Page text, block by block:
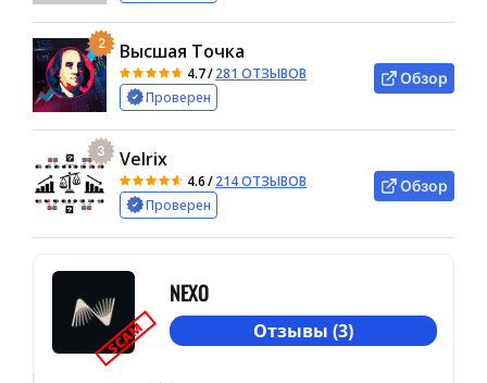
2 Высшая Точка
4.7/281 ОТЗЫВОВ
Проверен
Обзор
3 Velrix
4.6/214 ОТЗЫВОВ
Проверен
Обзор
SCAM
NEXO
Отзывы (3)